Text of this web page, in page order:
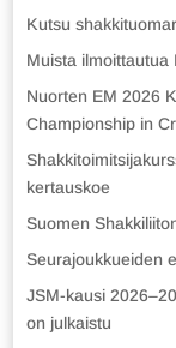
Kutsu
Muista ilmoittautua
Nuorten EM 2026
Championship in
kertauskoe
Suomen
Seurajoukkueiden
JSM-kausi
on julkaistu